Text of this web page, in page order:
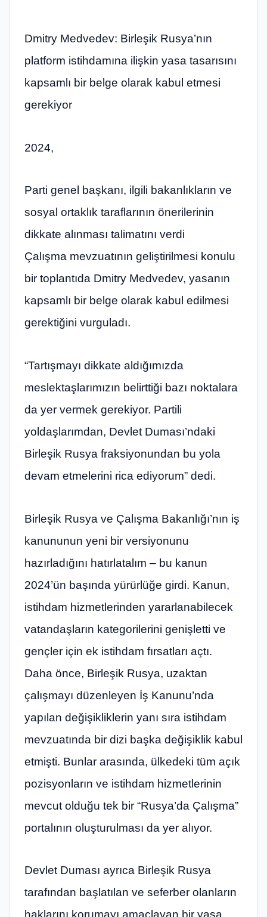
Dmitry Medvedev: Birleşik Rusya’nın
platform istihdamına ilişkin yasa tasarısını
kapsamlı bir belge olarak kabul etmesi
gerekiyor
2024,
Parti genel başkanı, ilgili bakanlıkların ve
sosyal ortaklık taraflarının önerilerinin
dikkate alınması talimatını verdi
Çalışma mevzuatının geliştirilmesi konulu
bir toplantıda Dmitry Medvedev, yasanın
kapsamlı bir belge olarak kabul edilmesi
gerektiğini vurguladı.
“Tartışmayı dikkate aldığımızda
meslektaşlarımızın belirttiği bazı noktalara
da yer vermek gerekiyor. Partili
yoldaşlarımdan, Devlet Duması’ndaki
Birleşik Rusya fraksiyonundan bu yola
devam etmelerini rica ediyorum” dedi.
Birleşik Rusya ve Çalışma Bakanlığı’nın iş
kanununun yeni bir versiyonunu
hazırladığını hatırlatalım – bu kanun
2024’ün başında yürürlüğe girdi. Kanun,
istihdam hizmetlerinden yararlanabilecek
vatandaşların kategorilerini genişletti ve
gençler için ek istihdam fırsatları açtı.
Daha önce, Birleşik Rusya, uzaktan
çalışmayı düzenleyen İş Kanunu’nda
yapılan değişikliklerin yanı sıra istihdam
mevzuatında bir dizi başka değişiklik kabul
etmişti. Bunlar arasında, ülkedeki tüm açık
pozisyonların ve istihdam hizmetlerinin
mevcut olduğu tek bir “Rusya’da Çalışma”
portalının oluşturulması da yer alıyor.
Devlet Duması ayrıca Birleşik Rusya
tarafından başlatılan ve seferber olanların
haklarını korumayı amaçlayan bir yasa